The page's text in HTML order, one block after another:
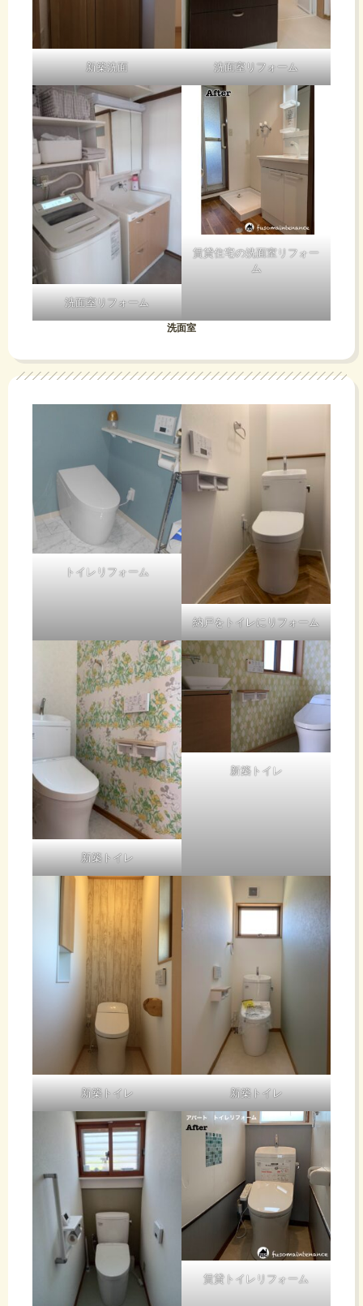
配
管
の
中
で
汚
物
滞
留
す
る
わ
け
で
す。
然我々の出
番です、も
ちろんお金
す。詰まっ
た相手が相
手なので器
具の消毒な
ども行いま
半
年
か
た
と思
っ
て
く
だ
さ
は
い、
正月
も夏
休み
も旅
行先
も
で
す。
誰
も
見
て
い
り
ま
す。
新築洗面 洗面室リフォーム
洗面室リフォーム
賃貸住宅の洗面室リフォー
ム
洗面室
トイレリフォーム
納戸をトイレにリフォーム
新築トイレ
新築トイレ
新築トイレ 新築トイレ
賃貸トイレリフォーム